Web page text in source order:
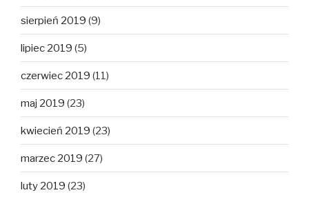
sierpień 2019 (9)
lipiec 2019 (5)
czerwiec 2019 (11)
maj 2019 (23)
kwiecień 2019 (23)
marzec 2019 (27)
luty 2019 (23)